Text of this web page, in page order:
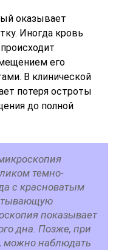
оказывает
Иногда кровь
его
В клинической
потеря остроты
до полной
темно-
с красноватым
показывает
дна. Позже, при
можно наблюдать